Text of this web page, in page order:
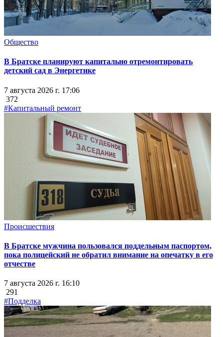
Общество
В Братске планируют капитально отремонтировать
детский сад в Энергетике
7 августа 2026 г. 17:06
372
#Капитальный ремонт
Происшествия
В Братске мужчина пользовался поддельным паспортом,
пока полицейский не обратил внимание на опечатку в его
отчестве
7 августа 2026 г. 16:10
291
#Подделка